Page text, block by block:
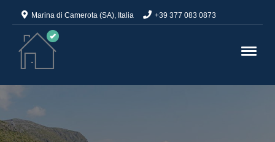
Marina di Camerota (SA), Italia +39 377 083 0873